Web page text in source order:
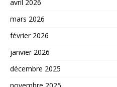
avril 2026
mars 2026
février 2026
janvier 2026
décembre 2025
novembre 2025